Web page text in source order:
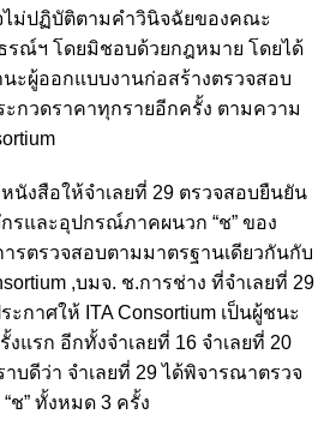
ไม่ปฏิบัติตามคำวินิจฉัยของคณะ
ณ์ฯ โดยมิชอบด้วยกฎหมาย โดยได้
นะผู้ออกแบบงานก่อสร้างตรวจสอบ
ะกวดราคาทุกรายอีกครั้ง ตามความ
นังสือให้จำเลยที่ 29 ตรวจสอบยืนยัน
กรและอุปกรณ์ภาคผนวก “ช” ของ
รตรวจสอบตามมาตรฐานเดียวกันกับ
,บมจ. ช.การช่าง ที่จำเลยที่ 29
กาศให้ ITA Consortium เป็นผู้ชนะ
แรก อีกทั้งจำเลยที่ 16 จำเลยที่ 20
บดีว่า จำเลยที่ 29 ได้พิจารณาตรวจ
ช” ทั้งหมด 3 ครั้ง